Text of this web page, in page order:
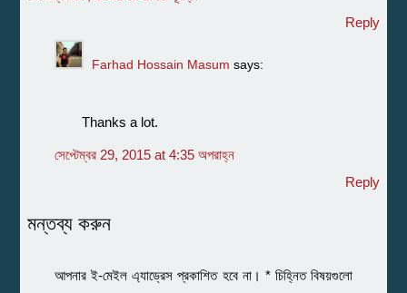
Reply
Farhad Hossain Masum says:
Thanks a lot.
সেপ্টেম্বর 29, 2015 at 4:35 অপরাহ্ন
Reply
মন্তব্য করুন
আপনার ই-মেইল এ্যাড্রেস প্রকাশিত হবে না। *চিহ্নিত বিষয়গুলো